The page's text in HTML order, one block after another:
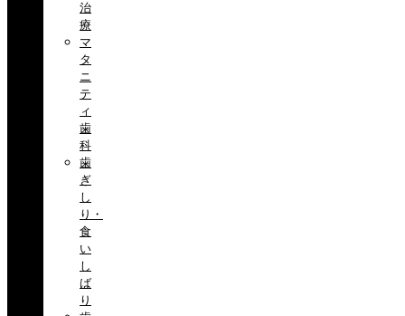
治
療
マ
タ
ニ
テ
ィ
歯
科
歯
ぎ
し
り・
食
い
し
ば
り